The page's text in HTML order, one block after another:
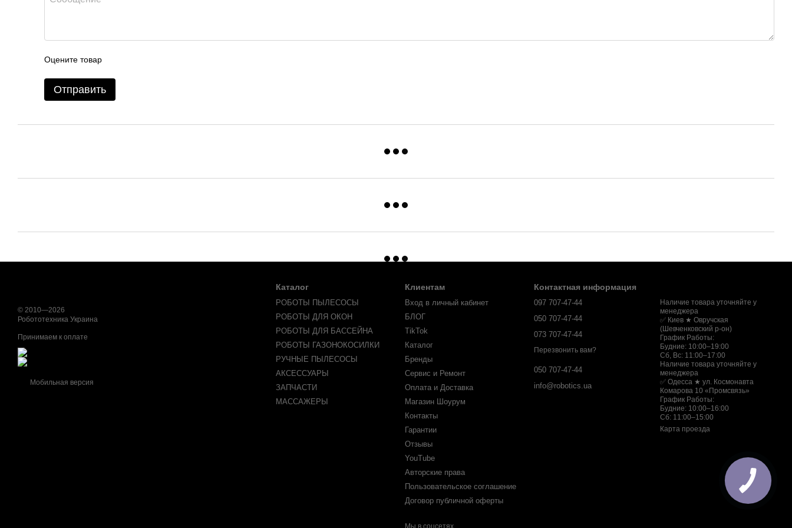
Оцените товар
Отправить
© 2010—2026
Робототехника Украина
Принимаем к оплате
Мобильная версия
Каталог
РОБОТЫ ПЫЛЕСОСЫ
РОБОТЫ ДЛЯ ОКОН
РОБОТЫ ДЛЯ БАССЕЙНА
РОБОТЫ ГАЗОНОКОСИЛКИ
РУЧНЫЕ ПЫЛЕСОСЫ
АКСЕССУАРЫ
ЗАПЧАСТИ
МАССАЖЕРЫ
Клиентам
Вход в личный кабинет
БЛОГ
TikTok
Каталог
Бренды
Сервис и Ремонт
Оплата и Доставка
Магазин Шоурум
Контакты
Гарантии
Отзывы
YouTube
Авторские права
Пользовательское соглашение
Договор публичной оферты
Мы в соцсетях
Контактная информация
097 707-47-44
050 707-47-44
073 707-47-44
Перезвонить вам?
050 707-47-44
info@robotics.ua
Наличие товара уточняйте у
менеджера
✅ Киев ★ Овручская
(Шевченковский р-он)
График Работы:
Будние: 10:00–19:00
Сб, Вс: 11:00–17:00
Наличие товара уточняйте у
менеджера
✅ Одесса ★ ул. Космонавта
Комарова 10 «Промсвязь»
График Работы:
Будние: 10:00–16:00
Сб: 11:00–15:00
Карта проезда